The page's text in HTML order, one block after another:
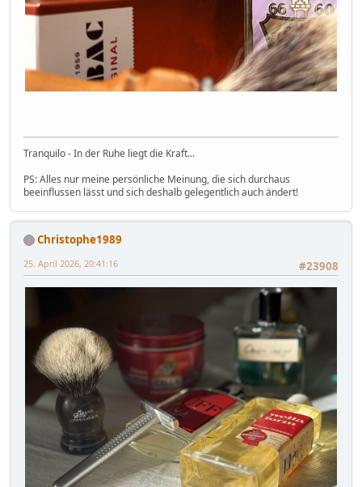
Tranquilo - In der Ruhe liegt die Kraft...
PS: Alles nur meine persönliche Meinung, die sich durchaus
beeinflussen lässt und sich deshalb gelegentlich auch ändert!
Christophe1989
#23908
25. April 2026, 20:41:16